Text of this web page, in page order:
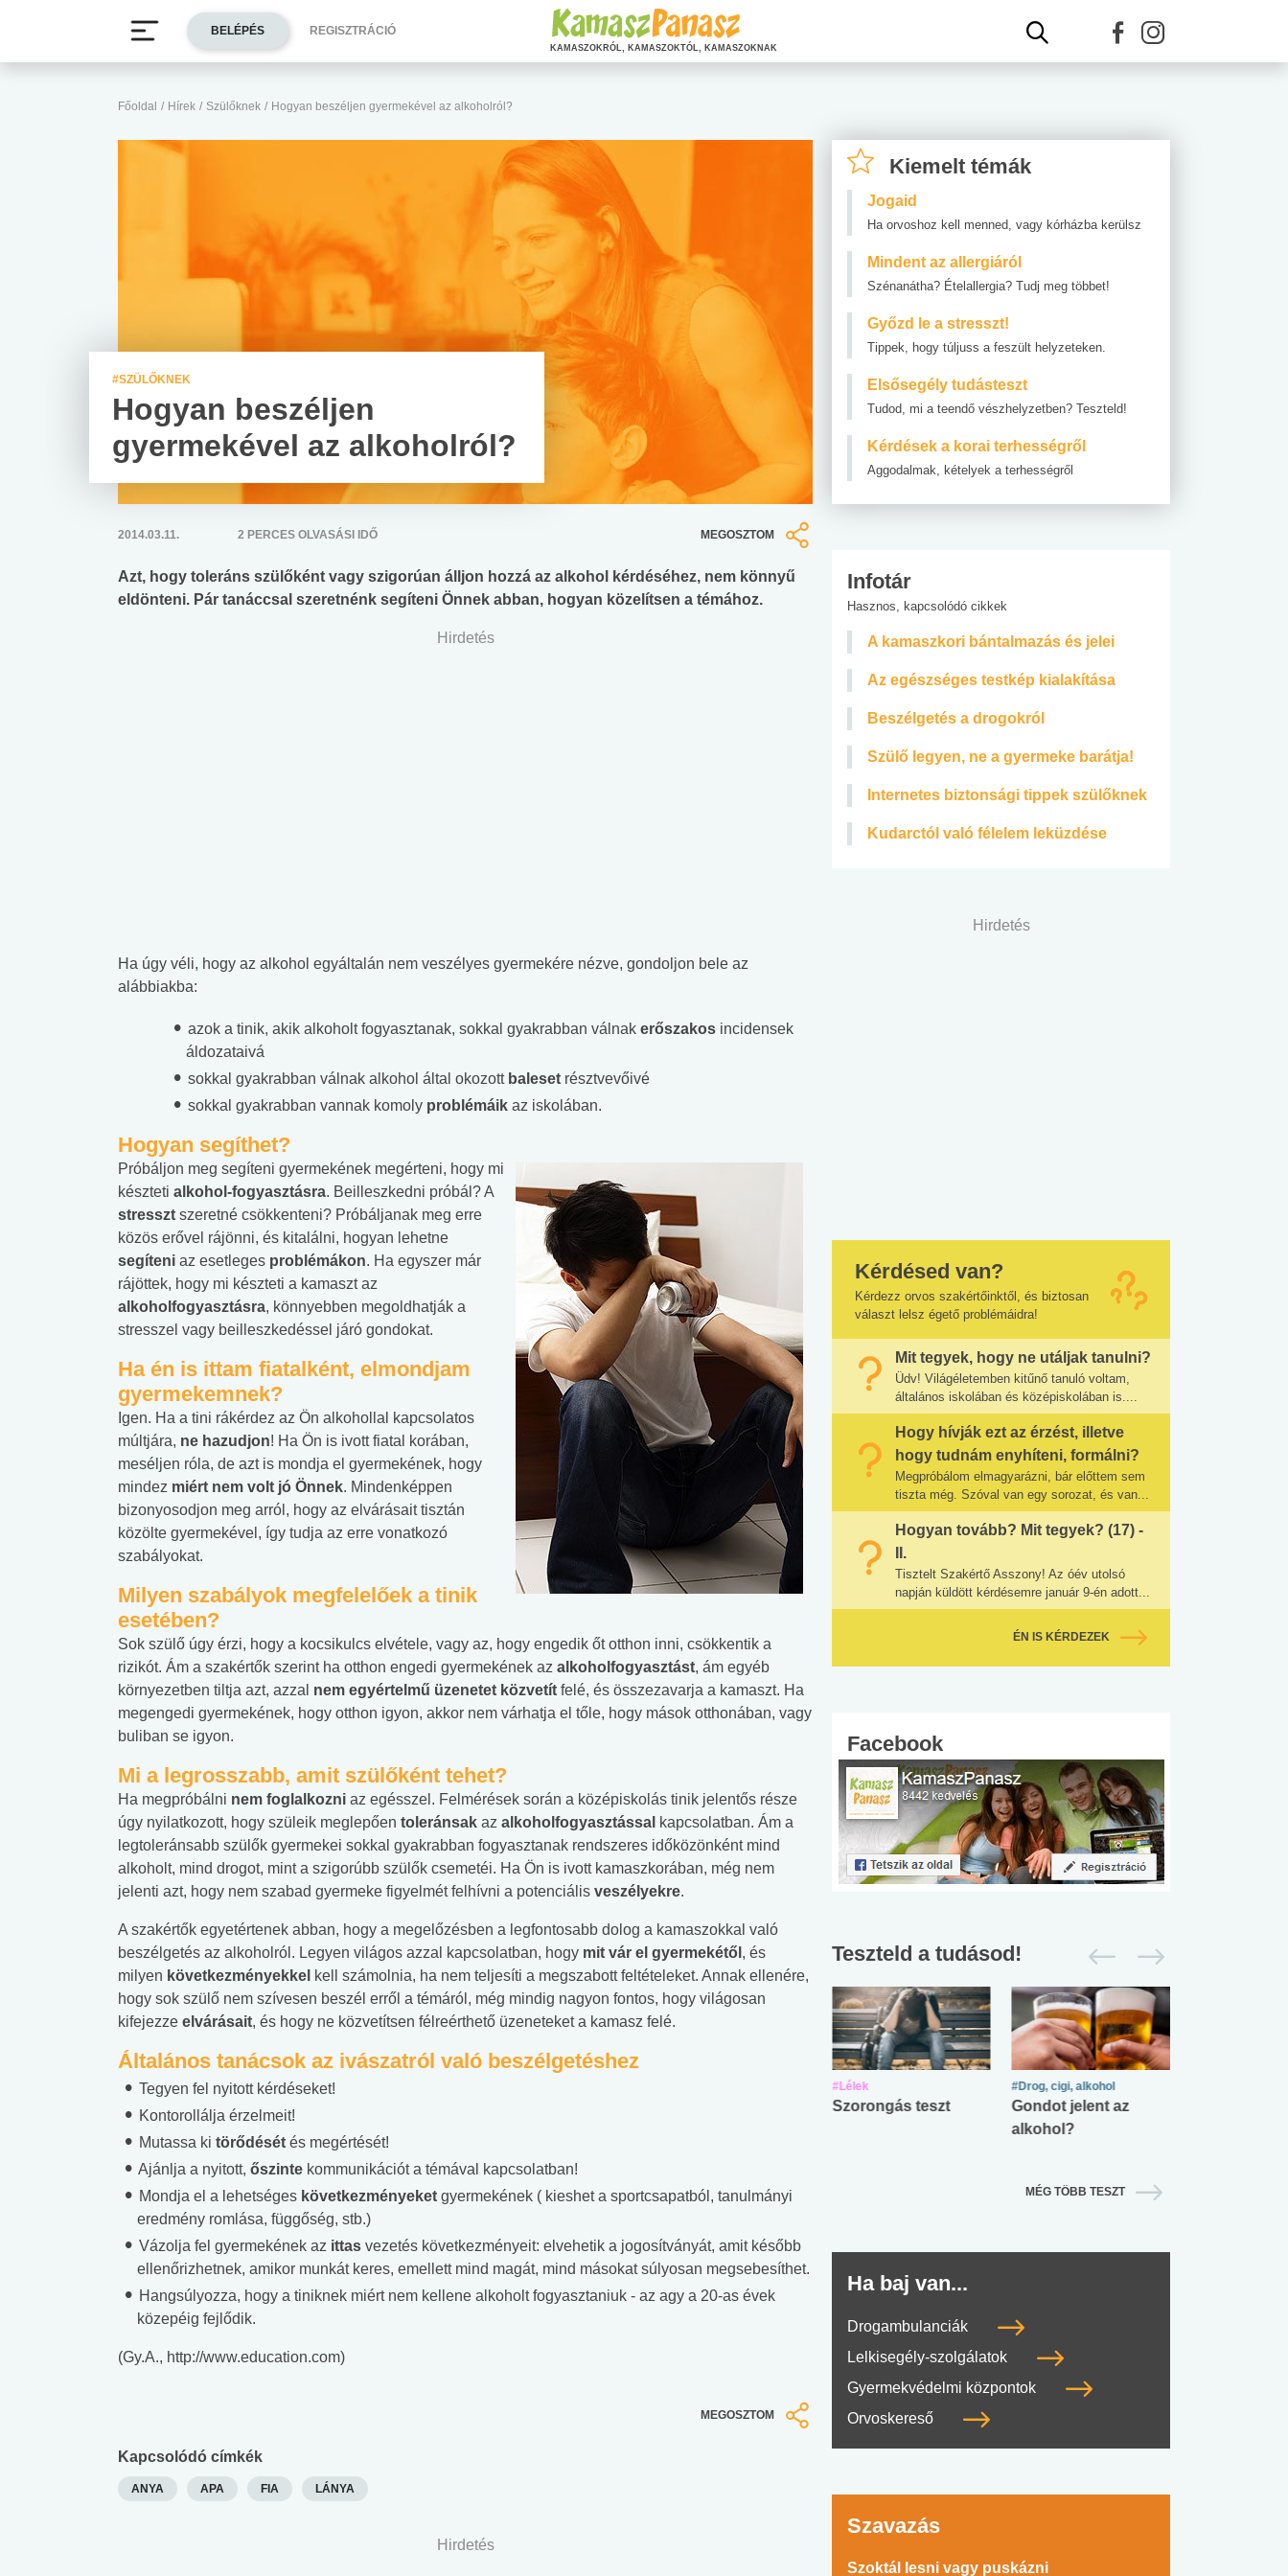
Főoldal / Hírek / Szülőknek / Hogyan beszéljen gyermekével az alkoholról?
#SZÜLŐKNEK
Hogyan beszéljen
gyermekével az alkoholról?
2014.03.11. 2 PERCES OLVASÁSI IDŐ MEGOSZTOM
Azt, hogy toleráns szülőként vagy szigorúan álljon hozzá az alkohol kérdéséhez, nem könnyű
eldönteni. Pár tanáccsal szeretnénk segíteni Önnek abban, hogyan közelítsen a témához.
Hirdetés
Ha úgy véli, hogy az alkohol egyáltalán nem veszélyes gyermekére nézve, gondoljon bele az
alábbiakba:
azok a tinik, akik alkoholt fogyasztanak, sokkal gyakrabban válnak erőszakos incidensek
áldozataivá
sokkal gyakrabban válnak alkohol által okozott baleset résztvevőivé
sokkal gyakrabban vannak komoly problémáik az iskolában.
Hogyan segíthet?
Próbáljon meg segíteni gyermekének megérteni, hogy mi
készteti alkohol-fogyasztásra. Beilleszkedni próbál? A
stresszt szeretné csökkenteni? Próbáljanak meg erre
közös erővel rájönni, és kitalálni, hogyan lehetne
segíteni az esetleges problémákon. Ha egyszer már
rájöttek, hogy mi készteti a kamaszt az
alkoholfogyasztásra, könnyebben megoldhatják a
stresszel vagy beilleszkedéssel járó gondokat.
Ha én is ittam fiatalként, elmondjam
gyermekemnek?
Igen. Ha a tini rákérdez az Ön alkohollal kapcsolatos
múltjára, ne hazudjon! Ha Ön is ivott fiatal korában,
meséljen róla, de azt is mondja el gyermekének, hogy
mindez miért nem volt jó Önnek. Mindenképpen
bizonyosodjon meg arról, hogy az elvárásait tisztán
közölte gyermekével, így tudja az erre vonatkozó
szabályokat.
Milyen szabályok megfelelőek a tinik
esetében?
Sok szülő úgy érzi, hogy a kocsikulcs elvétele, vagy az, hogy engedik őt otthon inni, csökkentik a
rizikót. Ám a szakértők szerint ha otthon engedi gyermekének az alkoholfogyasztást, ám egyéb
környezetben tiltja azt, azzal nem egyértelmű üzenetet közvetít felé, és összezavarja a kamaszt. Ha
megengedi gyermekének, hogy otthon igyon, akkor nem várhatja el tőle, hogy mások otthonában, vagy
buliban se igyon.
Mi a legrosszabb, amit szülőként tehet?
Ha megpróbálni nem foglalkozni az egésszel. Felmérések során a középiskolás tinik jelentős része
úgy nyilatkozott, hogy szüleik meglepően toleránsak az alkoholfogyasztással kapcsolatban. Ám a
legtoleránsabb szülők gyermekei sokkal gyakrabban fogyasztanak rendszeres időközönként mind
alkoholt, mind drogot, mint a szigorúbb szülők csemetéi. Ha Ön is ivott kamaszkorában, még nem
jelenti azt, hogy nem szabad gyermeke figyelmét felhívni a potenciális veszélyekre.
A szakértők egyetértenek abban, hogy a megelőzésben a legfontosabb dolog a kamaszokkal való
beszélgetés az alkoholról. Legyen világos azzal kapcsolatban, hogy mit vár el gyermekétől , és
milyen következményekkel kell számolnia, ha nem teljesíti a megszabott feltételeket. Annak ellenére,
hogy sok szülő nem szívesen beszél erről a témáról, még mindig nagyon fontos, hogy világosan
kifejezze elvárásait, és hogy ne közvetítsen félreérthető üzeneteket a kamasz felé.
Általános tanácsok az ivászatról való beszélgetéshez
Tegyen fel nyitott kérdéseket!
Kontorollálja érzelmeit!
Mutassa ki törődését és megértését!
Ajánlja a nyitott, őszinte kommunikációt a témával kapcsolatban!
Mondja el a lehetséges következményeket gyermekének ( kieshet a sportcsapatból, tanulmányi
eredmény romlása, függőség, stb.)
Vázolja fel gyermekének az ittas vezetés következményeit: elvehetik a jogosítványát, amit később
ellenőrizhetnek, amikor munkát keres, emellett mind magát, mind másokat súlyosan megsebesíthet.
Hangsúlyozza, hogy a tiniknek miért nem kellene alkoholt fogyasztaniuk - az agy a 20-as évek
közepéig fejlődik.
(Gy.A., http://www.education.com)
MEGOSZTOM
Kapcsolódó címkék
ANYA APA FIA LÁNYA
Hirdetés
Kiemelt témák
Jogaid
Ha orvoshoz kell menned, vagy kórházba kerülsz
Mindent az allergiáról
Szénanátha? Ételallergia? Tudj meg többet!
Győzd le a stresszt!
Tippek, hogy túljuss a feszült helyzeteken.
Elsősegély tudásteszt
Tudod, mi a teendő vészhelyzetben? Teszteld!
Kérdések a korai terhességről
Aggodalmak, kételyek a terhességről
Infotár
Hasznos, kapcsolódó cikkek
A kamaszkori bántalmazás és jelei
Az egészséges testkép kialakítása
Beszélgetés a drogokról
Szülő legyen, ne a gyermeke barátja!
Internetes biztonsági tippek szülőknek
Kudarctól való félelem leküzdése
Hirdetés
Kérdésed van?
Kérdezz orvos szakértőinktől, és biztosan
választ lelsz égető problémáidra!
Mit tegyek, hogy ne utáljak tanulni?
Üdv! Világéletemben kitűnő tanuló voltam,
általános iskolában és középiskolában is....
Hogy hívják ezt az érzést, illetve
hogy tudnám enyhíteni, formálni?
Megpróbálom elmagyarázni, bár előttem sem
tiszta még. Szóval van egy sorozat, és van...
Hogyan tovább? Mit tegyek? (17) -
II.
Tisztelt Szakértő Asszony! Az óév utolsó
napján küldött kérdésemre január 9-én adott...
ÉN IS KÉRDEZEK
Facebook
Teszteld a tudásod!
#Zöldövezet
Mekkora az ökológiai
#Betegségek
Elsősegély
#Lélek
Szorongás teszt
#Drog, cigi, alkohol
Gondot jelent az
alkohol?
MÉG TÖBB TESZT
Ha baj van...
Drogambulanciák
Lelkisegély-szolgálatok
Gyermekvédelmi központok
Orvoskereső
Szavazás
Szoktál lesni vagy puskázni
BELÉPÉS REGISZTRÁCIÓ
KAMASZOKRÓL, KAMASZOKTÓL, KAMASZOKNAK